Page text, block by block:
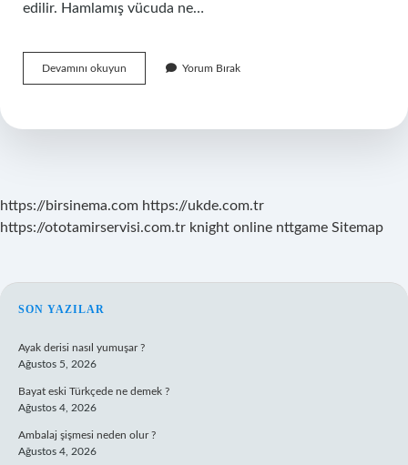
edilir. Hamlamış vücuda ne…
Devamını okuyun
Ağrılarına
Gelir
Yorum Bırak
https://birsinema.com https://ukde.com.tr
https://ototamirservisi.com.tr knight online nttgame Sitemap
SIDEBAR
SON YAZILAR
Ayak derisi nasıl yumuşar ?
Ağustos 5, 2026
Bayat eski Türkçede ne demek ?
Ağustos 4, 2026
Ambalaj şişmesi neden olur ?
Ağustos 4, 2026